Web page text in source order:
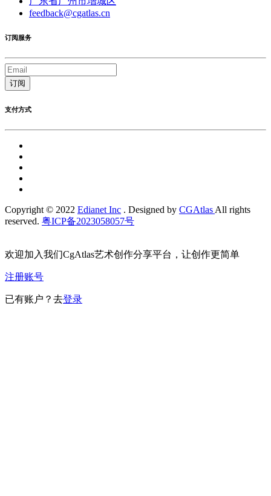
feedback@cgatlas.cn
订阅服务
订阅
支付方式
Copyright © 2022 Edianet Inc . Designed by CGAtlas All rights
reserved. 粤ICP备2023058057号
欢迎加入我们CgAtlas艺术创作分享平台，让创作更简单
注册账号
已有账户？去登录